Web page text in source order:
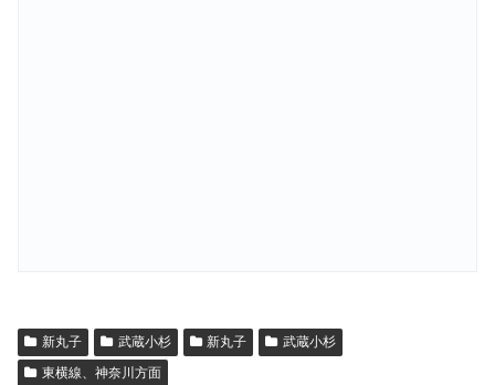
新丸子 武蔵小杉 新丸子
武蔵小杉
東横線、神奈川方面